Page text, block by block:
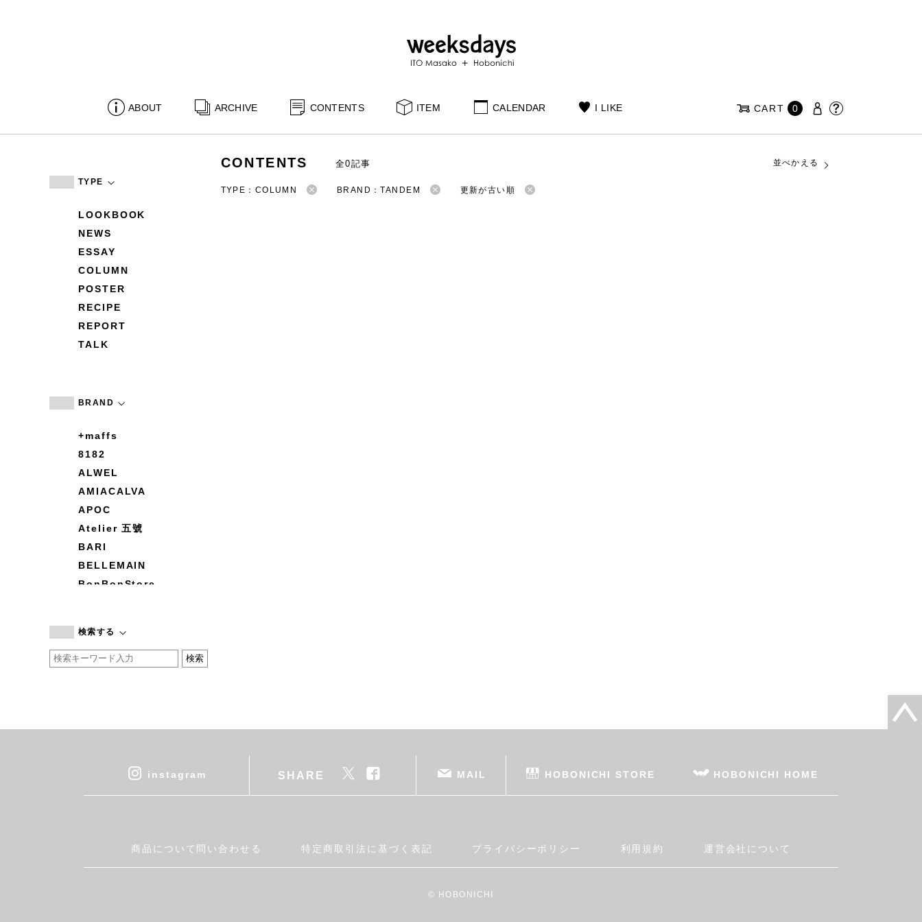
ABOUT ARCHIVE CONTENTS ITEM CALENDAR I LIKE CART 0
TYPE
LOOKBOOK
NEWS
ESSAY
COLUMN
POSTER
RECIPE
REPORT
TALK
BRAND
+maffs
8182
ALWEL
AMIACALVA
APOC
Atelier 五號
BARI
BELLEMAIN
BonBonStore
by basics
CATWORTH
cohan
DEAN & DELUCA
Fatima Morocco
検索する
CONTENTS 全0記事 並べかえる
TYPE：COLUMN BRAND：TANDEM 更新が古い順
instagram SHARE MAIL HOBONICHI STORE HOBONICHI HOME
商品について問い合わせる 特定商取引法に基づく表記 プライバシーポリシー 利用規約 運営会社について
© HOBONICHI